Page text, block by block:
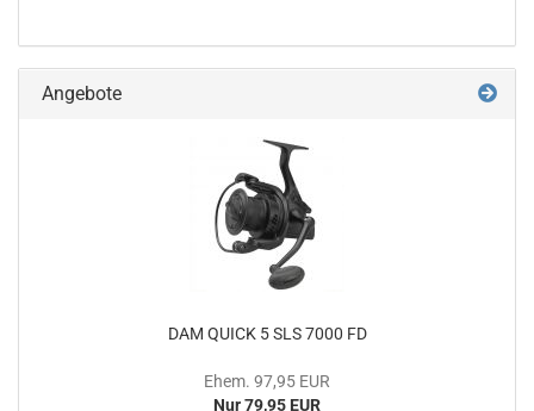
Angebote
DAM QUICK 5 SLS 7000 FD
Ehem. 97,95 EUR
Nur 79,95 EUR